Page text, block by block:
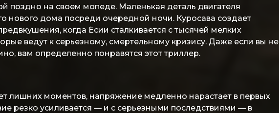
поздно на своем мопеде. Маленькая деталь двигателя
нового дома посреди очередной ночи. Куросава создает
когда Ёсии сталкивается с тысячей мелких
ведут к серьезному, смертельному кризису. Даже если вы не
вам определенно понравятся этот триллер.
лишних моментов, напряжение медленно нарастает в первых
резко усиливается — и с серьезными последствиями — в